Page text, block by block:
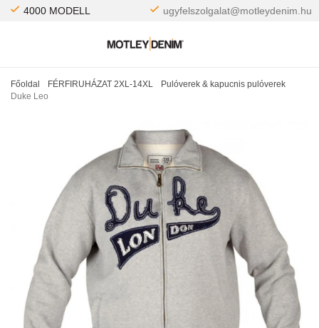
4000 MODELL ugyfelszolgalat@motleydenim.hu
Főoldal FÉRFIRUHÁZAT 2XL-14XL
Pulóverek & kapucnis pulóverek
Duke Leo